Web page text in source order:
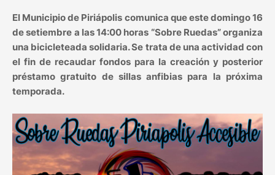
El Municipio de Piriápolis comunica que este domingo 16
de setiembre a las 14:00 horas “Sobre Ruedas” organiza
una bicicleteada solidaria. Se trata de una actividad con
el fin de recaudar fondos para la creación y posterior
préstamo gratuito de sillas anfibias para la próxima
temporada.